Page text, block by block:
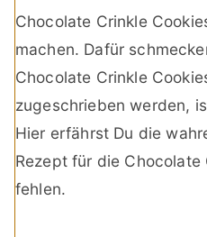
Chocolate Crinkle
machen. Dafür
Chocolate Crinkle
zugeschrieben werden,
Hier erfährst Du die
Rezept für die
fehlen.